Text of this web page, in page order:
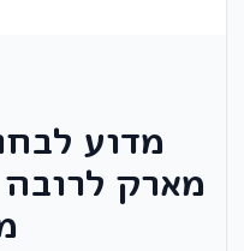
מדוע
מארק